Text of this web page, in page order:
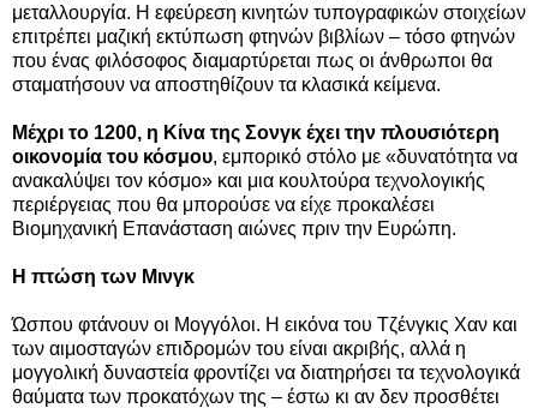
μεταλλουργία. Η εφεύρεση κινητών τυπογραφικών στοιχείων
επιτρέπει μαζική εκτύπωση φτηνών βιβλίων – τόσο φτηνών
που ένας φιλόσοφος διαμαρτύρεται πως οι άνθρωποι θα
σταματήσουν να αποστηθίζουν τα κλασικά κείμενα.
Μέχρι το 1200, η Κίνα της Σονγκ έχει την πλουσιότερη
οικονομία του κόσμου, εμπορικό στόλο με «δυνατότητα να
ανακαλύψει τον κόσμο» και μια κουλτούρα τεχνολογικής
περιέργειας που θα μπορούσε να είχε προκαλέσει
Βιομηχανική Επανάσταση αιώνες πριν την Ευρώπη.
Η πτώση των Μινγκ
Ώσπου φτάνουν οι Μογγόλοι. Η εικόνα του Τζένγκις Χαν και
των αιμοσταγών επιδρομών του είναι ακριβής, αλλά η
μογγολική δυναστεία φροντίζει να διατηρήσει τα τεχνολογικά
θαύματα των προκατόχων της – έστω κι αν δεν προσθέτει